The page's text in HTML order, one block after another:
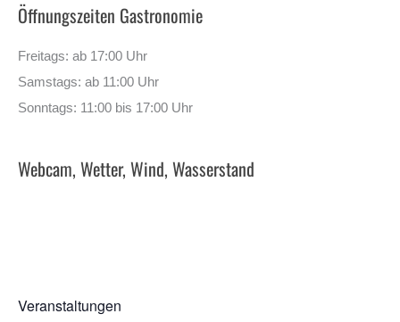
Öffnungszeiten Gastronomie
Freitags: ab 17:00 Uhr
Samstags: ab 11:00 Uhr
Sonntags: 11:00 bis 17:00 Uhr
Webcam, Wetter, Wind, Wasserstand
Veranstaltungen